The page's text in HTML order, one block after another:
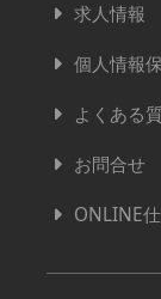
求人情報
個人情報
よくある
お問合せ
ONLINE